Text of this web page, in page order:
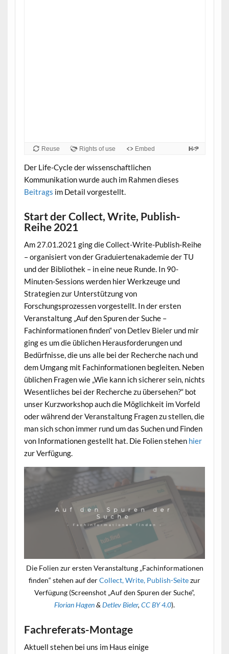
Der Life-Cycle der wissenschaftlichen
Kommunikation wurde auch im Rahmen dieses
Beitrags im Detail vorgestellt.
Start der Collect, Write, Publish-
Reihe 2021
Am 27.01.2021 ging die Collect-Write-Publish-Reihe
– organisiert von der Graduiertenakademie der TU
und der Bibliothek – in eine neue Runde. In 90-
Minuten-Sessions werden hier Werkzeuge und
Strategien zur Unterstützung von
Forschungsprozessen vorgestellt. In der ersten
Veranstaltung „Auf den Spuren der Suche –
Fachinformationen finden“ von Detlev Bieler und mir
ging es um die üblichen Herausforderungen und
Bedürfnisse, die uns alle bei der Recherche nach und
dem Umgang mit Fachinformationen begleiten. Neben
üblichen Fragen wie „Wie kann ich sicherer sein, nichts
Wesentliches bei der Recherche zu übersehen?“ bot
unser Kurzworkshop auch die Möglichkeit im Vorfeld
oder während der Veranstaltung Fragen zu stellen, die
man sich schon immer rund um das Suchen und Finden
von Informationen gestellt hat. Die Folien stehen hier
zur Verfügung.
Die Folien zur ersten Veranstaltung „Fachinformationen
finden“ stehen auf derCollect, Write, Publish-Seitezur
Verfügung (Screenshot „Auf den Spuren der Suche“,
Florian Hagen& Detlev Bieler, CC BY 4.0).
Fachreferats-Montage
Aktuell stehen bei uns im Haus einige